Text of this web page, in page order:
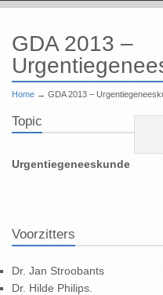
GDA 2013 –
Home → GDA 2013 –
Topic
Urgentiegeneeskunde
Voorzitters
Dr. Jan Stroobants
Dr. Hilde Philips.